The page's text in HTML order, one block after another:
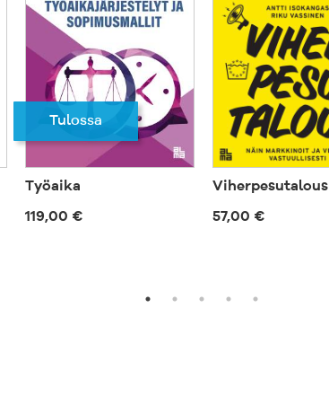
Tulossa
Työaika
119,00 €
Viherpesutalous
57,00 €